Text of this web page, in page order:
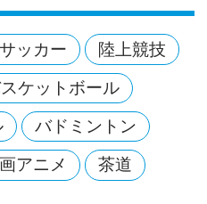
サッカー 陸上競技
ケットボール
バドミントン
アニメ 茶道